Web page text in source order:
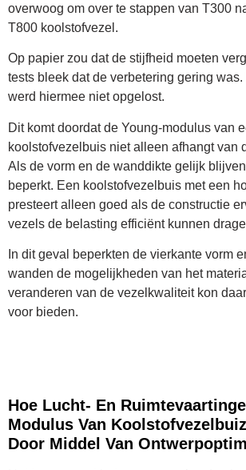
overwoog om over te stappen van T300
T800 koolstofvezel.
Op papier zou dat de stijfheid moeten
tests bleek dat de verbetering gering
werd hiermee niet opgelost.
Dit komt doordat de Young-modulus van
koolstofvezelbuis niet alleen afhangt van
Als de vorm en de wanddikte gelijk
beperkt. Een koolstofvezelbuis met een
presteert alleen goed als de constructie
vezels de belasting efficiënt kunnen
In dit geval beperkten de vierkante vorm
wanden de mogelijkheden van het
veranderen van de vezelkwaliteit kon
voor bieden.
Hoe Lucht- En
Modulus Van
Door Middel Van